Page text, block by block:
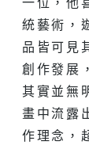
統藝術，
品皆可見
創作發展
其實並無
畫中流露
作理念，